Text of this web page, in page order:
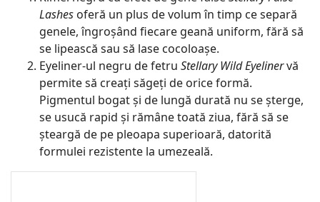
Lashes oferă un plus de volum în timp ce separă
genele, îngroșând fiecare geană uniform, fără să
se lipească sau să lase cocoloașe.
Eyeliner-ul negru de fetru Stellary Wild Eyelinervă
permite să creați săgeți de orice formă.
Pigmentul bogat și de lungă durată nu se șterge,
se usucă rapid și rămâne toată ziua, fără să se
șteargă de pe pleoapa superioară, datorită
formulei rezistente la umezeală.